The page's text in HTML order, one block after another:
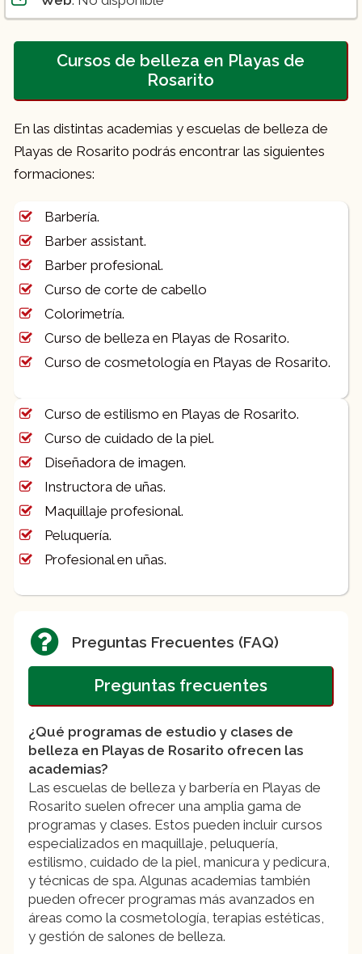
Cursos de belleza en Playas de
Rosarito
En las distintas academias y escuelas de belleza de
Playas de Rosarito podrás encontrar las siguientes
formaciones:
Barbería.
Barber assistant.
Barber profesional.
Curso de corte de cabello
Colorimetría.
Curso de belleza en Playas de Rosarito.
Curso de cosmetología en Playas de Rosarito.
Curso de estilismo en Playas de Rosarito.
Curso de cuidado de la piel.
Diseñadora de imagen.
Instructora de uñas.
Maquillaje profesional.
Peluquería.
Profesional en uñas.
Preguntas Frecuentes (FAQ)
Preguntas frecuentes
¿Qué programas de estudio y clases de
belleza en Playas de Rosarito ofrecen las
academias?
Las escuelas de belleza y barbería en Playas de
Rosarito suelen ofrecer una amplia gama de
programas y clases. Estos pueden incluir cursos
especializados en maquillaje, peluquería,
estilismo, cuidado de la piel, manicura y pedicura,
y técnicas de spa. Algunas academias también
pueden ofrecer programas más avanzados en
áreas como la cosmetología, terapias estéticas,
y gestión de salones de belleza.